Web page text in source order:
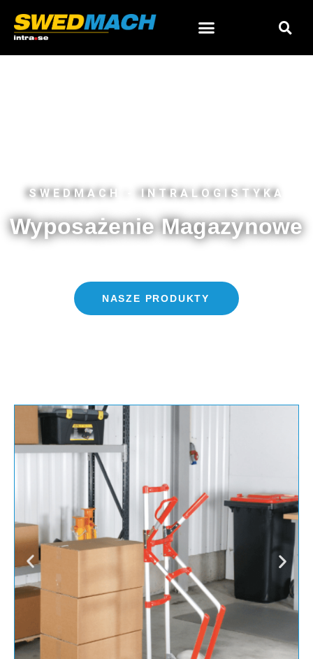
SWEDMACH - INTRALOGISTYKA
Wyposażenie Magazynowe
NASZE PRODUKTY